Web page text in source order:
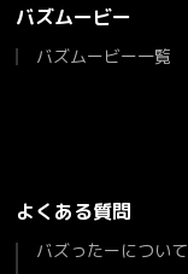
バズムービー
バズムービー一覧
よくある質問
バズったーについて